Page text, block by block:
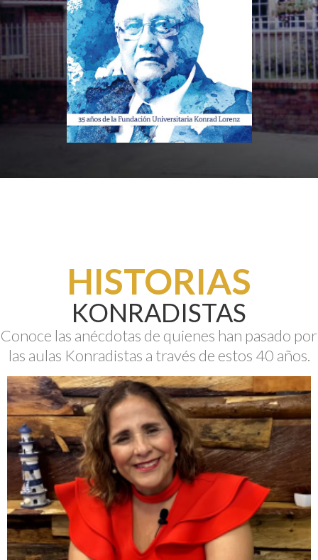
HISTORIAS
KONRADISTAS
Conoce las anécdotas de quienes han pasado por
las aulas Konradistas a través de estos 40 años.